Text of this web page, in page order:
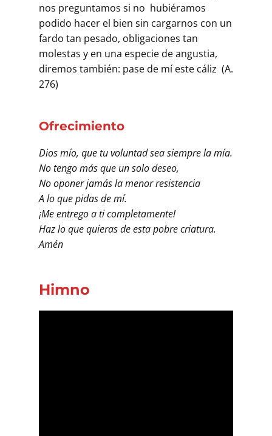
nos preguntamos si no hubiéramos
podido hacer el bien sin cargarnos con un
fardo tan pesado, obligaciones tan
molestas y en una especie de angustia,
diremos también: pase de mí este cáliz (A.
276)
Ofrecimiento
Dios mío, que tu voluntad sea siempre la mía.
No tengo más que un solo deseo,
No oponer jamás la menor resistencia
A lo que pidas de mí.
¡Me entrego a ti completamente!
Haz lo que quieras de esta pobre criatura.
Amén
Himno